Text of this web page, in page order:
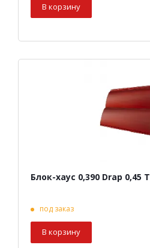
В корзину
Блок-хаус 0,390 Drap 0,45
под заказ
В корзину